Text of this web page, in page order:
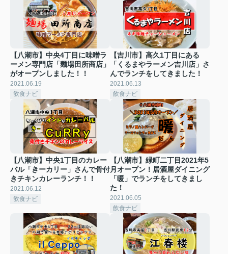
【八潮市】中央4丁目に味噌ラ
ーメン専門店「麺場田所商店」
がオープンしました！！
2021.06.19
飲食ナビ
【吉川市】高久1丁目にある
「くるまやラーメン吉川店」さ
んでランチをしてきました！
2021.06.13
飲食ナビ
【八潮市】中央1丁目のカレー
バル「きーカリー」さんで骨付
きチキンカレーランチ！！
2021.06.12
飲食ナビ
【八潮市】緑町二丁目2021年5
月オープン！居酒屋ダイニング
「暖」でランチをしてきまし
た！
2021.06.05
飲食ナビ